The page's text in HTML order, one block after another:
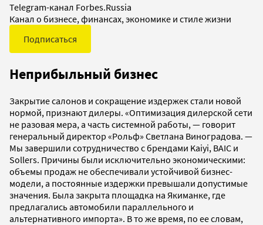
Telegram-канал Forbes.Russia
Канал о бизнесе, финансах, экономике и стиле жизни
Подписаться
Неприбыльный бизнес
Закрытие салонов и сокращение издержек стали новой
нормой, признают дилеры. «Оптимизация дилерской сети
не разовая мера, а часть системной работы, — говорит
генеральный директор «Рольф» Светлана Виноградова. —
Мы завершили сотрудничество с брендами Kaiyi, BAIC и
Sollers. Причины были исключительно экономическими:
объемы продаж не обеспечивали устойчивой бизнес-
модели, а постоянные издержки превышали допустимые
значения. Была закрыта площадка на Якиманке, где
предлагались автомобили параллельного и
альтернативного импорта». В то же время, по ее словам,